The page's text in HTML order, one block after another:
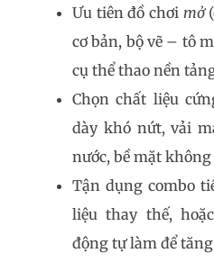
Ưu tiên đồ chơi mở
cơ bản, bộ vẽ – tô
cụ thể thao nền
Chọn chất liệu
dày khó nứt, vải
nước, bề mặt
Tận dụng combo
liệu thay thế,
động tự làm để